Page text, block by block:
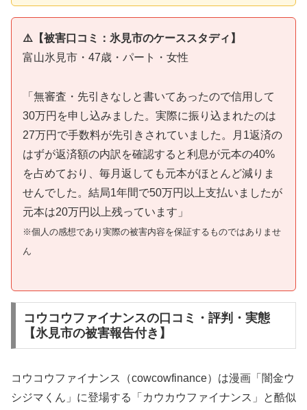
⚠️【被害口コミ：氷見市のケーススタディ】
富山氷見市・47歳・パート・女性
「無審査・先引きなしと書いてあったので信用して
30万円を申し込みました。実際に振り込まれたのは
27万円で手数料が先引きされていました。月1返済の
はずが返済額の内訳を確認すると利息が元本の40%
を占めており、毎月返しても元本がほとんど減りま
せんでした。結局1年間で50万円以上支払いましたが
元本は20万円以上残っています」
※個人の感想であり実際の被害内容を保証するものではありませ
ん
コウコウファイナンスの口コミ・評判・実態
【氷見市の被害報告付き】
コウコウファイナンス（cowcowfinance）は漫画「闇金ウ
シジマくん」に登場する「カウカウファイナンス」と酷似